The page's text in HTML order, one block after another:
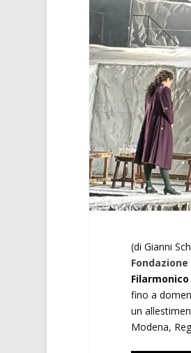
(di Gianni
Filarmonico
fino a
un
Modena,